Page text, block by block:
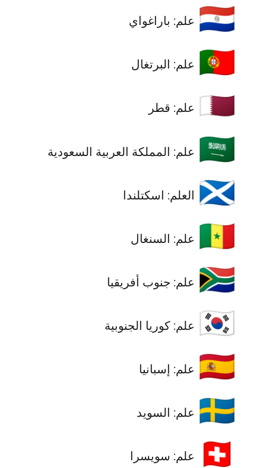
🇵🇾 علم: باراغواي
🇵🇹 علم: البرتغال
🇶🇦 علم: قطر
🇸🇦 علم: المملكة العربية السعودية
🏴󠁧󠁢󠁳󠁣󠁴󠁿 العلم: اسكتلندا
🇸🇳 علم: السنغال
🇿🇦 علم: جنوب أفريقيا
🇰🇷 علم: كوريا الجنوبية
🇪🇸 علم: إسبانيا
🇸🇪 علم: السويد
🇨🇭 علم: سويسرا